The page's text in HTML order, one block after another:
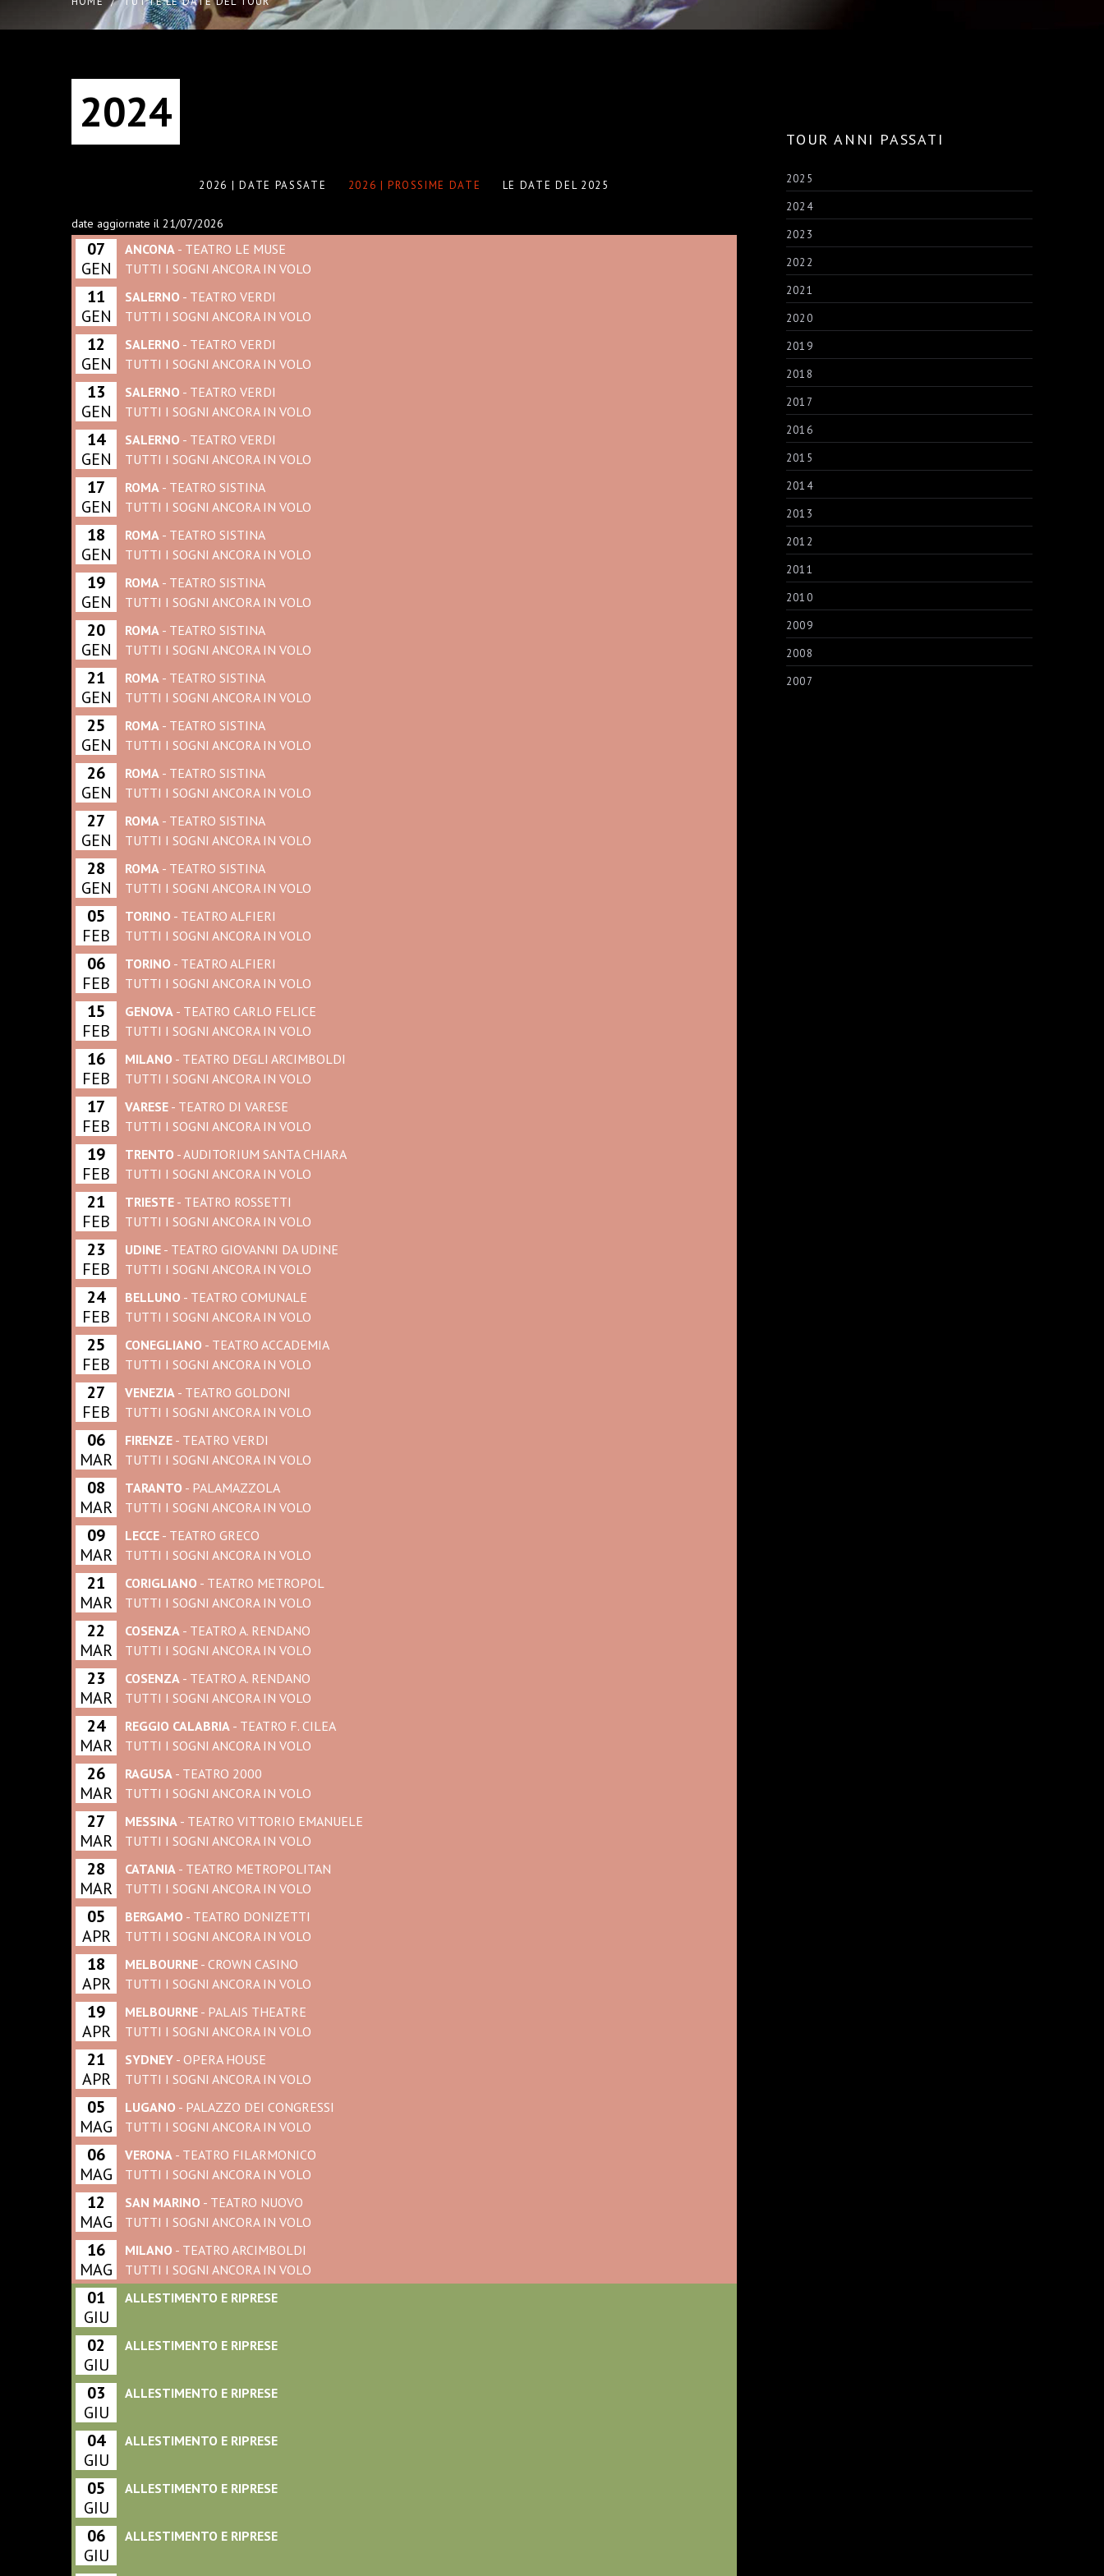
2024
2026 | DATE PASSATE 2026 | PROSSIME DATE LE DATE DEL 2025
date aggiornate il 21/07/2026
07
GEN
ANCONA - TEATRO LE MUSE
TUTTI I SOGNI ANCORA IN VOLO
11
GEN
SALERNO - TEATRO VERDI
TUTTI I SOGNI ANCORA IN VOLO
12
GEN
SALERNO - TEATRO VERDI
TUTTI I SOGNI ANCORA IN VOLO
13
GEN
SALERNO - TEATRO VERDI
TUTTI I SOGNI ANCORA IN VOLO
14
GEN
SALERNO - TEATRO VERDI
TUTTI I SOGNI ANCORA IN VOLO
17
GEN
ROMA - TEATRO SISTINA
TUTTI I SOGNI ANCORA IN VOLO
18
GEN
ROMA - TEATRO SISTINA
TUTTI I SOGNI ANCORA IN VOLO
19
GEN
ROMA - TEATRO SISTINA
TUTTI I SOGNI ANCORA IN VOLO
20
GEN
ROMA - TEATRO SISTINA
TUTTI I SOGNI ANCORA IN VOLO
21
GEN
ROMA - TEATRO SISTINA
TUTTI I SOGNI ANCORA IN VOLO
25
GEN
ROMA - TEATRO SISTINA
TUTTI I SOGNI ANCORA IN VOLO
26
GEN
ROMA - TEATRO SISTINA
TUTTI I SOGNI ANCORA IN VOLO
27
GEN
ROMA - TEATRO SISTINA
TUTTI I SOGNI ANCORA IN VOLO
28
GEN
ROMA - TEATRO SISTINA
TUTTI I SOGNI ANCORA IN VOLO
05
FEB
TORINO - TEATRO ALFIERI
TUTTI I SOGNI ANCORA IN VOLO
06
FEB
TORINO - TEATRO ALFIERI
TUTTI I SOGNI ANCORA IN VOLO
15
FEB
GENOVA - TEATRO CARLO FELICE
TUTTI I SOGNI ANCORA IN VOLO
16
FEB
MILANO - TEATRO DEGLI ARCIMBOLDI
TUTTI I SOGNI ANCORA IN VOLO
17
FEB
VARESE - TEATRO DI VARESE
TUTTI I SOGNI ANCORA IN VOLO
19
FEB
TRENTO - AUDITORIUM SANTA CHIARA
TUTTI I SOGNI ANCORA IN VOLO
21
FEB
TRIESTE - TEATRO ROSSETTI
TUTTI I SOGNI ANCORA IN VOLO
23
FEB
UDINE - TEATRO GIOVANNI DA UDINE
TUTTI I SOGNI ANCORA IN VOLO
24
FEB
BELLUNO - TEATRO COMUNALE
TUTTI I SOGNI ANCORA IN VOLO
25
FEB
CONEGLIANO - TEATRO ACCADEMIA
TUTTI I SOGNI ANCORA IN VOLO
27
FEB
VENEZIA - TEATRO GOLDONI
TUTTI I SOGNI ANCORA IN VOLO
06
MAR
FIRENZE - TEATRO VERDI
TUTTI I SOGNI ANCORA IN VOLO
08
MAR
TARANTO - PALAMAZZOLA
TUTTI I SOGNI ANCORA IN VOLO
09
MAR
LECCE - TEATRO GRECO
TUTTI I SOGNI ANCORA IN VOLO
21
MAR
CORIGLIANO - TEATRO METROPOL
TUTTI I SOGNI ANCORA IN VOLO
22
MAR
COSENZA - TEATRO A. RENDANO
TUTTI I SOGNI ANCORA IN VOLO
23
MAR
COSENZA - TEATRO A. RENDANO
TUTTI I SOGNI ANCORA IN VOLO
24
MAR
REGGIO CALABRIA - TEATRO F. CILEA
TUTTI I SOGNI ANCORA IN VOLO
26
MAR
RAGUSA - TEATRO 2000
TUTTI I SOGNI ANCORA IN VOLO
27
MAR
MESSINA - TEATRO VITTORIO EMANUELE
TUTTI I SOGNI ANCORA IN VOLO
28
MAR
CATANIA - TEATRO METROPOLITAN
TUTTI I SOGNI ANCORA IN VOLO
05
APR
BERGAMO - TEATRO DONIZETTI
TUTTI I SOGNI ANCORA IN VOLO
18
APR
MELBOURNE - CROWN CASINO
TUTTI I SOGNI ANCORA IN VOLO
19
APR
MELBOURNE - PALAIS THEATRE
TUTTI I SOGNI ANCORA IN VOLO
21
APR
SYDNEY - OPERA HOUSE
TUTTI I SOGNI ANCORA IN VOLO
05
MAG
LUGANO - PALAZZO DEI CONGRESSI
TUTTI I SOGNI ANCORA IN VOLO
06
MAG
VERONA - TEATRO FILARMONICO
TUTTI I SOGNI ANCORA IN VOLO
12
MAG
SAN MARINO - TEATRO NUOVO
TUTTI I SOGNI ANCORA IN VOLO
16
MAG
MILANO - TEATRO ARCIMBOLDI
TUTTI I SOGNI ANCORA IN VOLO
01
GIU
ALLESTIMENTO E RIPRESE
02
GIU
ALLESTIMENTO E RIPRESE
03
GIU
ALLESTIMENTO E RIPRESE
04
GIU
ALLESTIMENTO E RIPRESE
05
GIU
ALLESTIMENTO E RIPRESE
06
GIU
ALLESTIMENTO E RIPRESE
TOUR ANNI PASSATI
2025
2024
2023
2022
2021
2020
2019
2018
2017
2016
2015
2014
2013
2012
2011
2010
2009
2008
2007